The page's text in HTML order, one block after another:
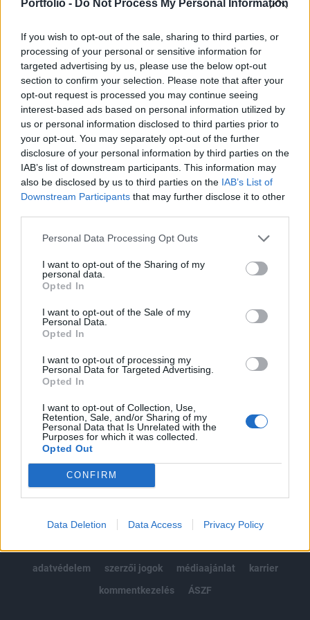
Portfolio - Do Not Process My Personal Information
If you wish to opt-out of the sale, sharing to third parties, or
processing of your personal or sensitive information for
targeted advertising by us, please use the below opt-out
section to confirm your selection. Please note that after your
opt-out request is processed you may continue seeing
interest-based ads based on personal information utilized by
us or personal information disclosed to third parties prior to
your opt-out. You may separately opt-out of the further
disclosure of your personal information by third parties on the
IAB’s list of downstream participants. This information may
also be disclosed by us to third parties on the IAB’s List of
Downstream Participants that may further disclose it to other
Personal Data Processing Opt Outs
I want to opt-out of the Sharing of my
personal data.
Opted In
I want to opt-out of the Sale of my
Personal Data.
Opted In
I want to opt-out of processing my
Personal Data for Targeted Advertising.
Opted In
I want to opt-out of Collection, Use,
Retention, Sale, and/or Sharing of my
Personal Data that Is Unrelated with the
Purposes for which it was collected.
Opted Out
CONFIRM
Data Deletion Data Access Privacy Policy
2,9 százalékot emelkedett a tegnapi amerikai
kereskedésben az Apple árfolyama, ezzel új történelmi
csúcson, 331,5 dolláron zárt a papír. Idén ez volt a 11.
alkalom, amikor történelmi csúcsra emelkedett a
részvények árfolyama. Az előző történelmi csúcsot február
12-én állította fel a részvény, még azt megelőzően, hogy
nyilvánvalóvá vált volna, hogy globális járványt...
KEDVES OLVASÓNK!
A keresett cikk a portfolio.hu hírarchívumához
tartozik, melynek olvasása előfizetéses
Az előfizetés a következőket tartalmazza:
Kötéslisták: BÉT elmúlt 2 év napon belüli
kötéslistái
Előfizetés
MÁR ELŐFIZETŐNK VAGY?BEJELENTKEZÉS
© 2026 Portfolio
adatvédelem
szerzői jogok médiaajánlat
karrier
kommentkezelés
ÁSZF